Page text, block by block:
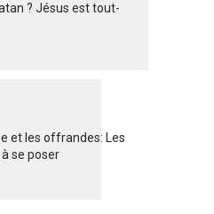
? Jésus est tout-
et les offrandes: Les
se poser